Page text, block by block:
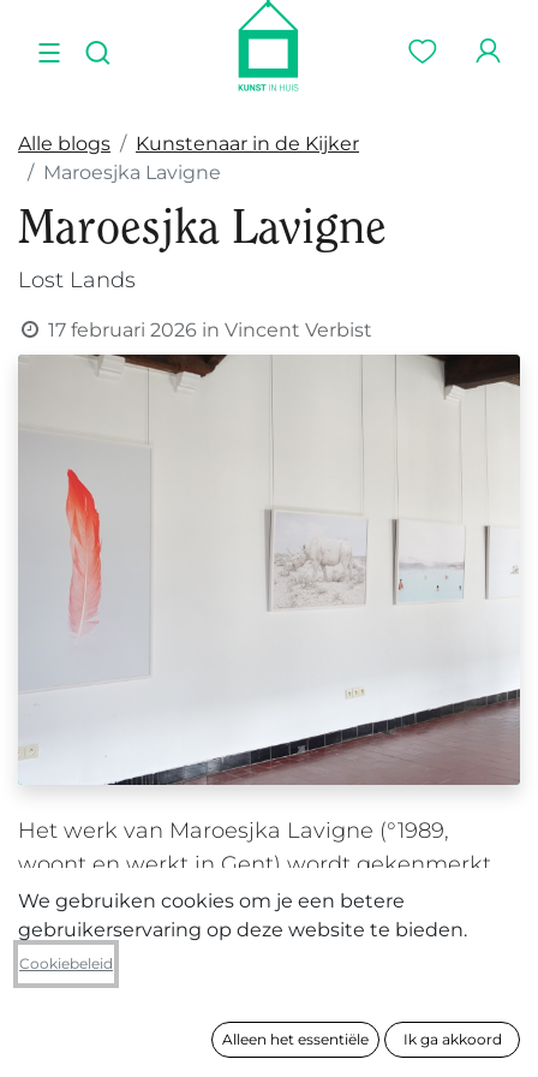
Alle blogs
Kunstenaar in de Kijker
Maroesjka Lavigne
Maroesjka Lavigne
Lost Lands
17 februari 2026 in Vincent Verbist
Het werk van Maroesjka Lavigne (°1989,
woont en werkt in Gent) wordt gekenmerkt
door een delicaat, bijna verstild kleurenpalet.
Haar beelden balanceren tussen zachtheid en
intensiteit en tonen landschappen die tegelijk
Gedreven door een fascinatie voor
We gebruiken cookies om je een betere
gebruikerservaring op deze website te bieden.
Cookiebeleid
Alleen het essentiële Ik ga akkoord